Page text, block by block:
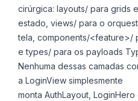
cirúrgica: layouts/ para grids
estado, views/ para o
tela, components/<feature>/
e types/ para os payloads
Nenhuma dessas camadas
a LoginView simplesmente
monta AuthLayout,